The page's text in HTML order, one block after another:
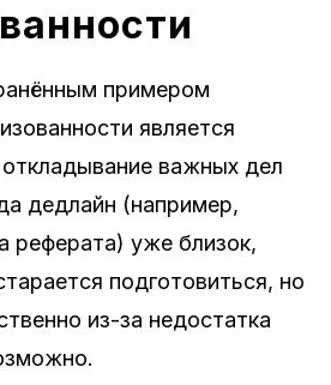
примером
является
важных дел
дедлайн (например,
реферата) уже близок,
подготовиться, но
из-за недостатка